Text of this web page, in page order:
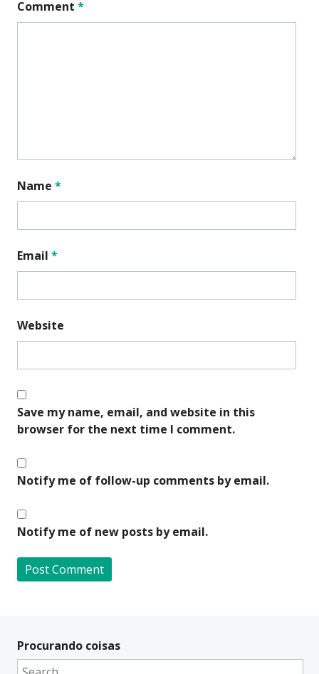
Comment *
Name *
Email *
Website
Save my name, email, and website in this
browser for the next time I comment.
Notify me of follow-up comments by email.
Notify me of new posts by email.
t
e
Procurando coisas
Search